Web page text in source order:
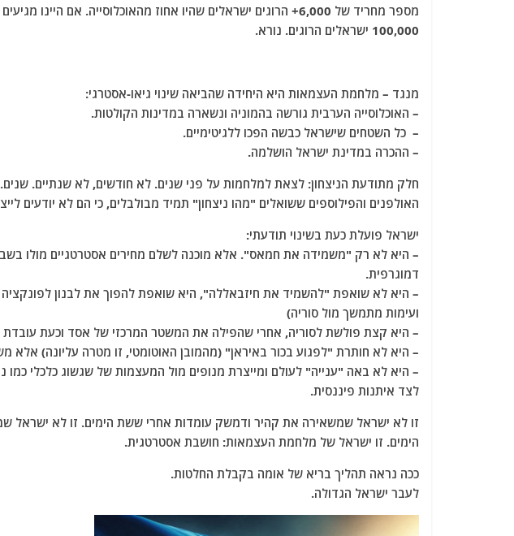
מספר מחריד של 6,000+ הרוגים ישראלים שהיו אחוז מהאוכלוסייה. אם
100,000 ישראלים הרוגים. נורא.
מנגד – מלחמת העצמאות היא היחידה שהביאה שינוי גיאו-אסטרגי:
– האוכלוסייה הערבית גורשה בהמוניה ונשארה במדינות הקולטות.
– כל השטחים שישראל כבשה הפכו ללגיטימיים.
– ההכרה במדינת ישראל הושלמה.
חלק מתודעת הניצחון: לצאת למלחמות על פני שנים. לא חודשים, לא שנתיים.
האולפנים והפילוספים ששואלים "מהו ניצחון" תמיד מבולבלים, כי הם לא יודעים
ישראל פועלת כעת בשינוי תודעתי:
– היא לא רק "משמידה את חמאס". אלא מוכנה לשלם מחירים אסטרטגיים מולו
דמוגרפית.
– היא לא שואפת "להשמיד את חיזבאללה", היא שואפת להפוך את לבנון
ועימות מתמשך מול סוריה)
– היא קצת פולשת לסוריה, אחרי שהפילה את המשטר המרכזי של אסד וכעת עובדת
– היא לא חותרת "לפגוע בכור באיראן" (מהמובן האוטומטי, זו מטרה עליונה) אלא
– היא לא באה "ענייה" לעולם ומייצרת מנופים מול המעצמות של שגשוג כלכלי כמו
לצד איתנות פיננסית.
זו לא ישראל שמשאירה את קהיר ודמשק עומדות אחרי ששת הימים. זו לא ישראל
הימים. זו ישראל של מלחמת העצמאות: חושבת אסטרטגית.
ככה נראה תהליך בריא של אומה בקבלת החלטות.
לעבר ישראל הגדולה.